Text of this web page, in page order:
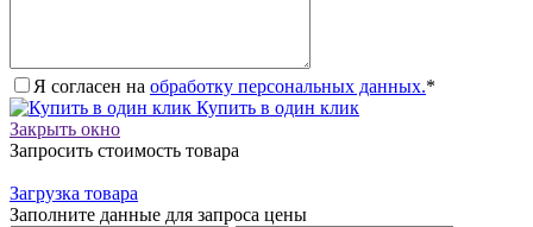
Я согласен на обработку персональных данных.*
Купить в один клик
Закрыть окно
Запросить стоимость товара
Загрузка товара
Заполните данные для запроса цены